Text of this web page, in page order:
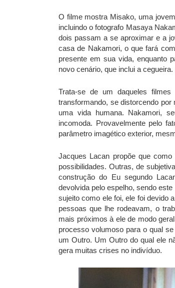
O filme mostra Misako, uma
incluindo o fotografo Masaya
dois passam a se aproximar e a
casa de Nakamori, o que fará
presente em sua vida, enquanto
novo cenário, que inclui a cegueira.
Trata-se de um daqueles
transformando, se distorcendo
uma vida humana. Nakamori,
incomoda. Provavelmente pelo
parâmetro imagético exterior,
Jacques Lacan propõe que
possibilidades. Outras, de
construção do Eu segundo
devolvida pelo espelho, sendo
sujeito como ele foi, ele foi devido
pessoas que lhe rodeavam, o
mais próximos à ele de modo
processo volumoso para o qual
um Outro. Um Outro do qual ele
gera muitas crises no indivíduo.